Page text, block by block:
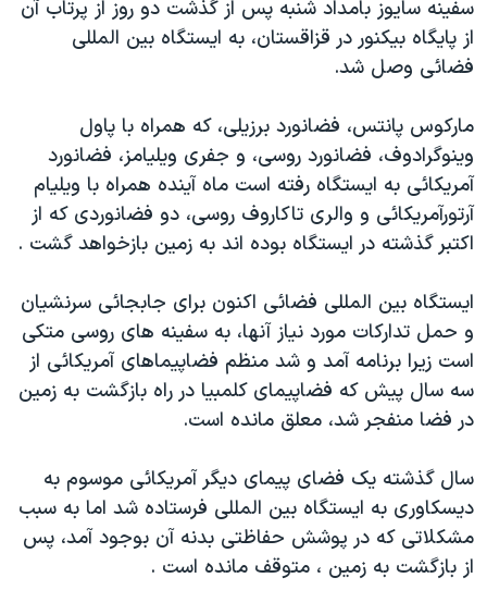
فرهنگ و زندگی
حقوق شهروندی
علم و فناوری
اسرائیل در جنگ
گالری عکس
آرشیو پخش زنده
مستندها
انتخابات ریاست جمهوری آمریکا ۲۰۲۴
رمز مهسا
ورزش زنان در ایران
اعتراضات زن، زندگی، آزادی
مجموعه مستندهای دادخواهی
تریبونال مردمی آبان ۹۸
دادگاه حمید نوری
چهل سال گروگان‌گیری
قانون شفافیت دارائی کادر رهبری ایران
اسرائیل در جنگ
نرگس محمدی برنده جایزه نوبل صلح
همایش محافظه‌کاران آمریکا «سی‌پک»
دنبال کنید
زبانهای مختلف
سفينه سايوز بامداد شنبه پس از گذشت دو روز از پرتاب آن
از پايگاه بيکنور در قزاقستان، به ايستگاه بين المللی
فضائی وصل شد.
مارکوس پانتس، فضانورد برزيلی، که همراه با پاول
وينوگرادوف، فضانورد روسی، و جفری ويليامز، فضانورد
آمريکائی به ايستگاه رفته است ماه آينده همراه با ويليام
آرتورآمريکائی و والری تاکاروف روسی، دو فضانوردی که از
اکتبر گذشته در ايستگاه بوده اند به زمين بازخواهد گشت .
ايستگاه بين المللی فضائی اکنون برای جابجائی سرنشيان
و حمل تدارکات مورد نياز آنها، به سفينه های روسی متکی
است زيرا برنامه آمد و شد منظم فضاپيماهای آمريکائی از
سه سال پيش که فضاپيمای کلمبيا در راه بازگشت به زمين
در فضا منفجر شد، معلق مانده است.
سال گذشته يک فضای پيمای ديگر آمريکائی موسوم به
ديسکاوری به ايستگاه بين المللی فرستاده شد اما به سبب
مشکلاتی که در پوشش حفاظتی بدنه آن بوجود آمد، پس
از بازگشت به زمين ، متوقف مانده است .